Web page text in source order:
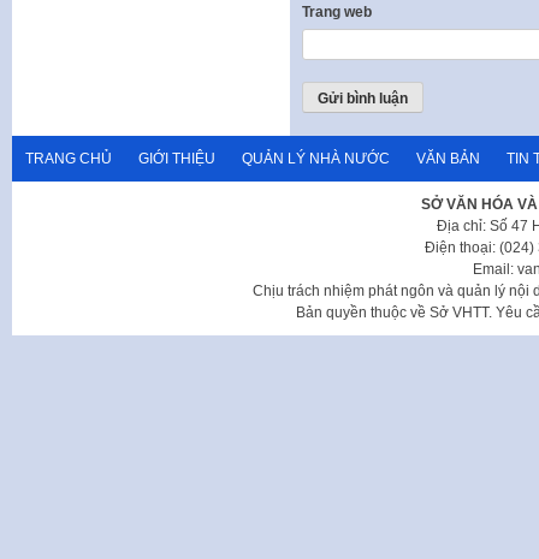
Trang web
TRANG CHỦ GIỚI THIỆU QUẢN LÝ NHÀ NƯỚC VĂN BẢN TIN
SỞ VĂN HÓA
Địa chỉ: Số 47
Điện thoại: (024)
Email:
Chịu trách nhiệm phát ngôn và quản lý nội
Bản quyền thuộc về Sở VHTT. Yêu